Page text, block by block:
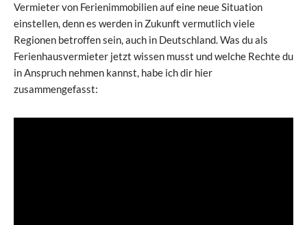
Vermieter von Ferienimmobilien auf eine neue Situation
einstellen, denn es werden in Zukunft vermutlich viele
Regionen betroffen sein, auch in Deutschland. Was du als
Ferienhausvermieter jetzt wissen musst und welche Rechte du
in Anspruch nehmen kannst, habe ich dir hier
zusammengefasst: